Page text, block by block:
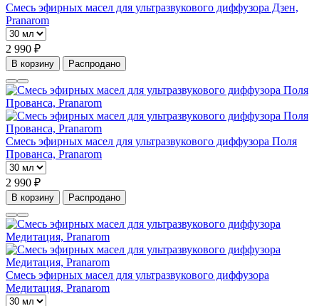
Смесь эфирных масел для ультразвукового диффузора Дзен,
Pranarom
2 990 ₽
В корзину Распродано
Смесь эфирных масел для ультразвукового диффузора Поля
Прованса, Pranarom
2 990 ₽
В корзину Распродано
Смесь эфирных масел для ультразвукового диффузора
Медитация, Pranarom